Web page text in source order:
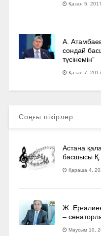
Қазан 5, 2017
А. Атамбаев:
сондай
түсінемін”
Қазан 7, 2017
Соңғы пікірлер
Астана
басшысы Қ.
Қараша 4,
Ж.
–
Маусым 10,